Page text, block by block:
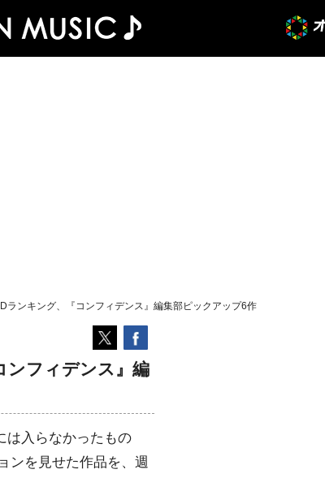
ランキング、『コンフィデンス』編集部ピックアップ6作
ンフィデンス』編
は入らなかったもの
ンを見せた作品を、週